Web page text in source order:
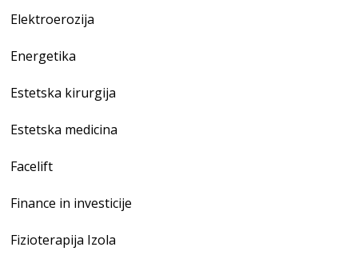
Elektroerozija
Energetika
Estetska kirurgija
Estetska medicina
Facelift
Finance in investicije
Fizioterapija Izola